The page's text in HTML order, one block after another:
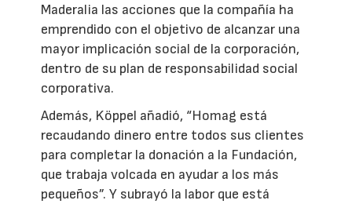
Maderalia las acciones que la compañía ha
emprendido con el objetivo de alcanzar una
mayor implicación social de la corporación,
dentro de su plan de responsabilidad social
corporativa.
Además, Köppel añadió, “Homag está
recaudando dinero entre todos sus clientes
para completar la donación a la Fundación,
que trabaja volcada en ayudar a los más
pequeños”. Y subrayó la labor que está